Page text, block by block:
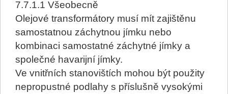
7.7.1.1 Všeobecně
Olejové transformátory musí mít zajištěnu
samostatnou záchytnou jímku nebo
kombinaci samostatné záchytné jímky a
společné havarijní jímky.
Ve vnitřních stanovištích mohou být použity
nepropustné podlahy s příslušně vysokými